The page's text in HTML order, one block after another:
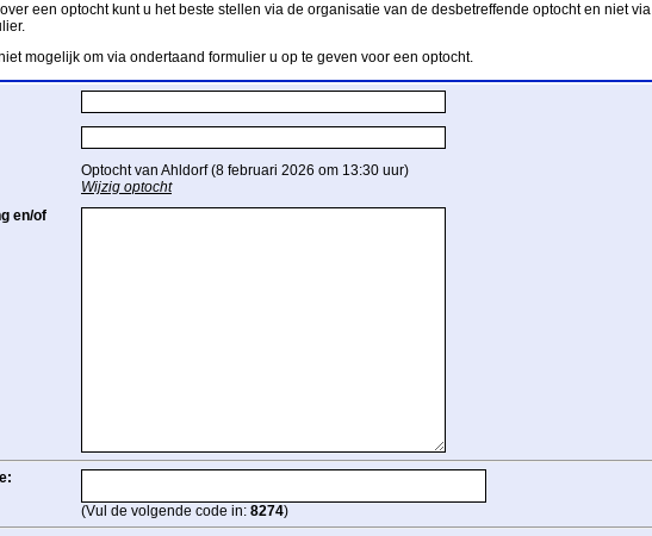
een optocht kunt u het beste stellen via de organisatie van de desbetreffende optocht en niet via
mogelijk om via ondertaand formulier u op te geven voor een optocht.
Optocht van Ahldorf (8 februari 2026 om 13:30 uur)
Wijzig optocht
en/of
(Vul de volgende code in: 8274)